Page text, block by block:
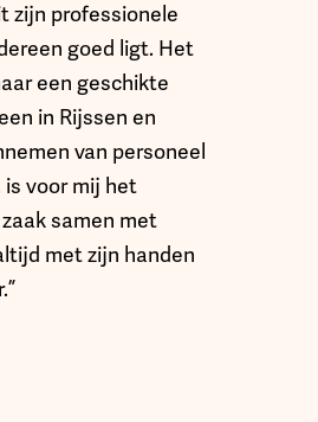
zijn professionele
goed ligt. Het
een geschikte
in Rijssen en
van personeel
is voor mij het
samen met
met zijn handen